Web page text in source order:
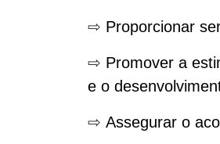
⇨ Proporcionar
⇨ Promover a
e o
⇨ Assegurar o